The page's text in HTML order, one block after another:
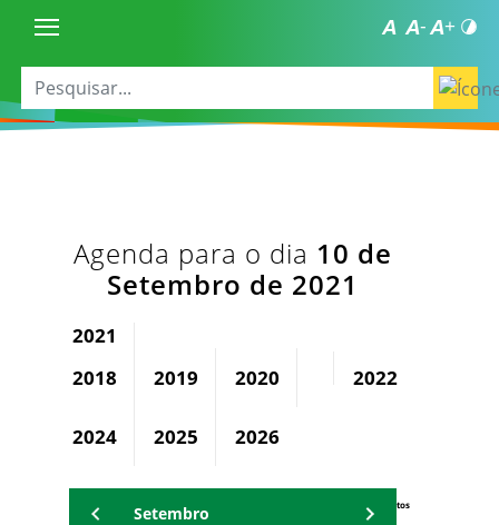
Agenda para o dia 10 de
Setembro de 2021
2021
2018
2019 2020 2022
2024 2025 2026
Eventos
Setembro